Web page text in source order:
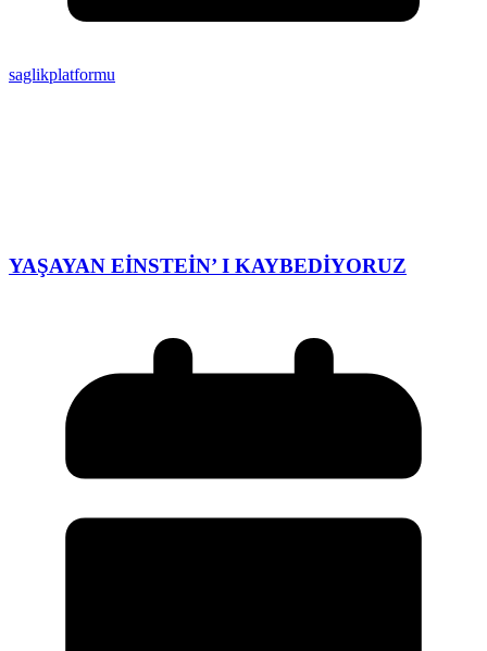
saglikplatformu
YAŞAYAN EİNSTEİN’ I KAYBEDİYORUZ